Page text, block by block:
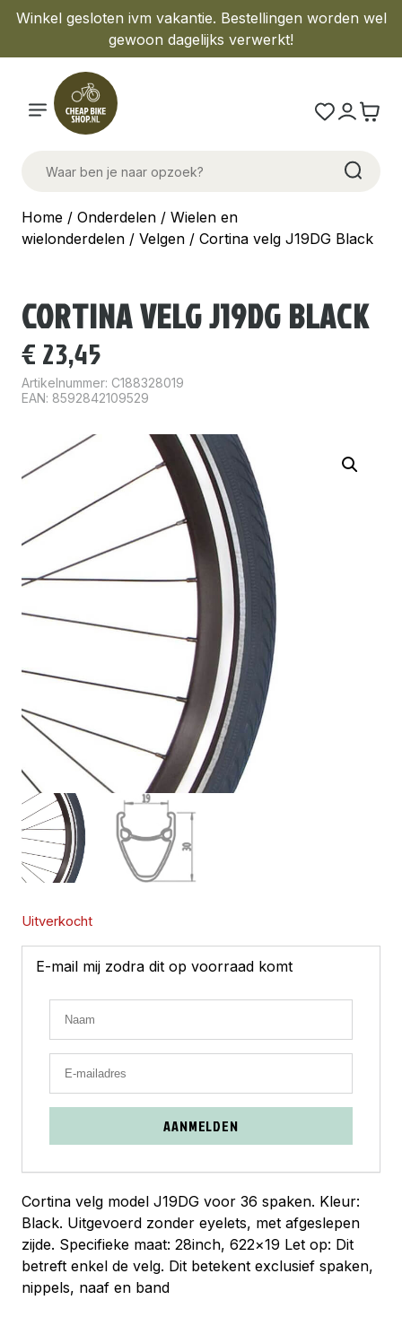
Winkel gesloten ivm vakantie. Bestellingen worden wel
gewoon dagelijks verwerkt!
Home / Onderdelen / Wielen en
wielonderdelen / Velgen / Cortina velg J19DG Black
CORTINA VELG J19DG BLACK
€ 23,45
Artikelnummer: C188328019
EAN: 8592842109529
Uitverkocht
E-mail mij zodra dit op voorraad komt
AANMELDEN
Cortina velg model J19DG voor 36 spaken. Kleur:
Black. Uitgevoerd zonder eyelets, met afgeslepen
zijde. Specifieke maat: 28inch, 622×19 Let op: Dit
betreft enkel de velg. Dit betekent exclusief spaken,
nippels, naaf en band